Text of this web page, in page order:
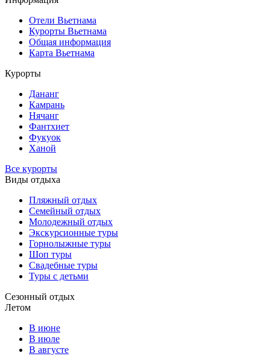
Отели Вьетнама
Курорты Вьетнама
Общая информация
Карта Вьетнама
Курорты
Дананг
Камрань
Нячанг
Фантхиет
Фукуок
Ханой
Все курорты
Виды отдыха
Пляжный отдых
Семейный отдых
Молодежный отдых
Экскурсионные туры
Горнолыжные туры
Шоп туры
Свадебные туры
Туры с детьми
Сезонный отдых
Летом
В июне
В июле
В августе